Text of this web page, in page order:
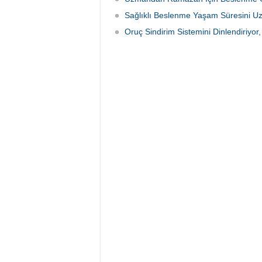
Sağlıklı Beslenme Yaşam Süresini
Oruç Sindirim Sistemini